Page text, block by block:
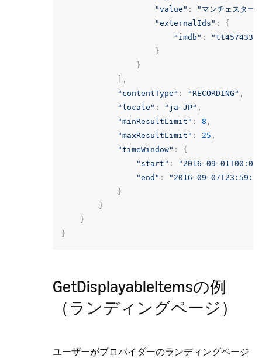
"value" :
"マンチェスター
"externalIds" :
{
"imdb" :
"tt4574334"
}
}
],
"contentType" : "RECORDING" ,
"locale" : "ja-JP" ,
"minResultLimit" : 8 ,
"maxResultLimit" : 25 ,
"timeWindow" :
{
"start" :
"2016-09-
"end" :
"2016-09-
}
}
}
}
GetDisplayableItemsの例
（ランディングページ）
ユーザーがプロバイダーのランディングページ